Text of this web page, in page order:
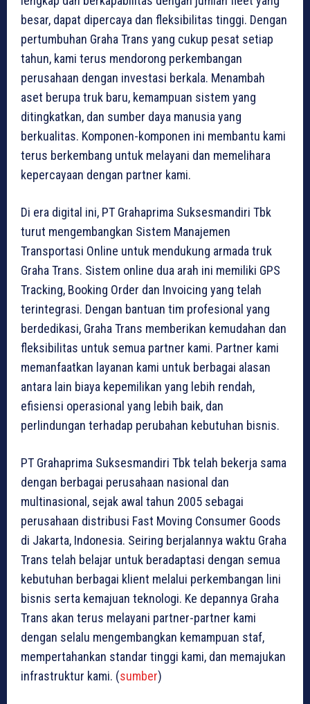
besar, dapat dipercaya dan fleksibilitas tinggi. Dengan
pertumbuhan Graha Trans yang cukup pesat setiap
tahun, kami terus mendorong perkembangan
perusahaan dengan investasi berkala. Menambah
aset berupa truk baru, kemampuan sistem yang
ditingkatkan, dan sumber daya manusia yang
berkualitas. Komponen-komponen ini membantu kami
terus berkembang untuk melayani dan memelihara
kepercayaan dengan partner kami.
Di era digital ini, PT Grahaprima Suksesmandiri Tbk
turut mengembangkan Sistem Manajemen
Transportasi Online untuk mendukung armada truk
Graha Trans. Sistem online dua arah ini memiliki GPS
Tracking, Booking Order dan Invoicing yang telah
terintegrasi. Dengan bantuan tim profesional yang
berdedikasi, Graha Trans memberikan kemudahan dan
fleksibilitas untuk semua partner kami. Partner kami
memanfaatkan layanan kami untuk berbagai alasan
antara lain biaya kepemilikan yang lebih rendah,
efisiensi operasional yang lebih baik, dan
perlindungan terhadap perubahan kebutuhan bisnis.
PT Grahaprima Suksesmandiri Tbk telah bekerja sama
dengan berbagai perusahaan nasional dan
multinasional, sejak awal tahun 2005 sebagai
perusahaan distribusi Fast Moving Consumer Goods
di Jakarta, Indonesia. Seiring berjalannya waktu Graha
Trans telah belajar untuk beradaptasi dengan semua
kebutuhan berbagai klient melalui perkembangan lini
bisnis serta kemajuan teknologi. Ke depannya Graha
Trans akan terus melayani partner-partner kami
dengan selalu mengembangkan kemampuan staf,
mempertahankan standar tinggi kami, dan memajukan
infrastruktur kami. (sumber)